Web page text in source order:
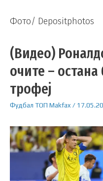
Фото/ Depositphotos
(Видео)
очите –
трофеј
Фудбал ТОП Makfax /